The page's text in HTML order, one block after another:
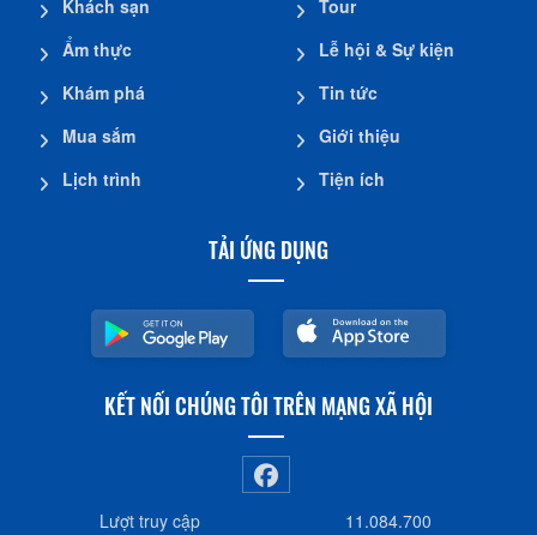
Khách sạn
Ẩm thực
Khám phá
Mua sắm
Lịch trình
Tour
Lễ hội & Sự kiện
Tin tức
Giới thiệu
Tiện ích
TẢI ỨNG DỤNG
KẾT NỐI CHÚNG TÔI TRÊN MẠNG XÃ HỘI
Lượt truy cập 11.084.700